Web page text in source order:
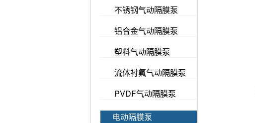
不锈钢气动隔膜泵
铝合金气动隔膜泵
塑料气动隔膜泵
流体衬氟气动隔膜泵
PVDF气动隔膜泵
电动隔膜泵